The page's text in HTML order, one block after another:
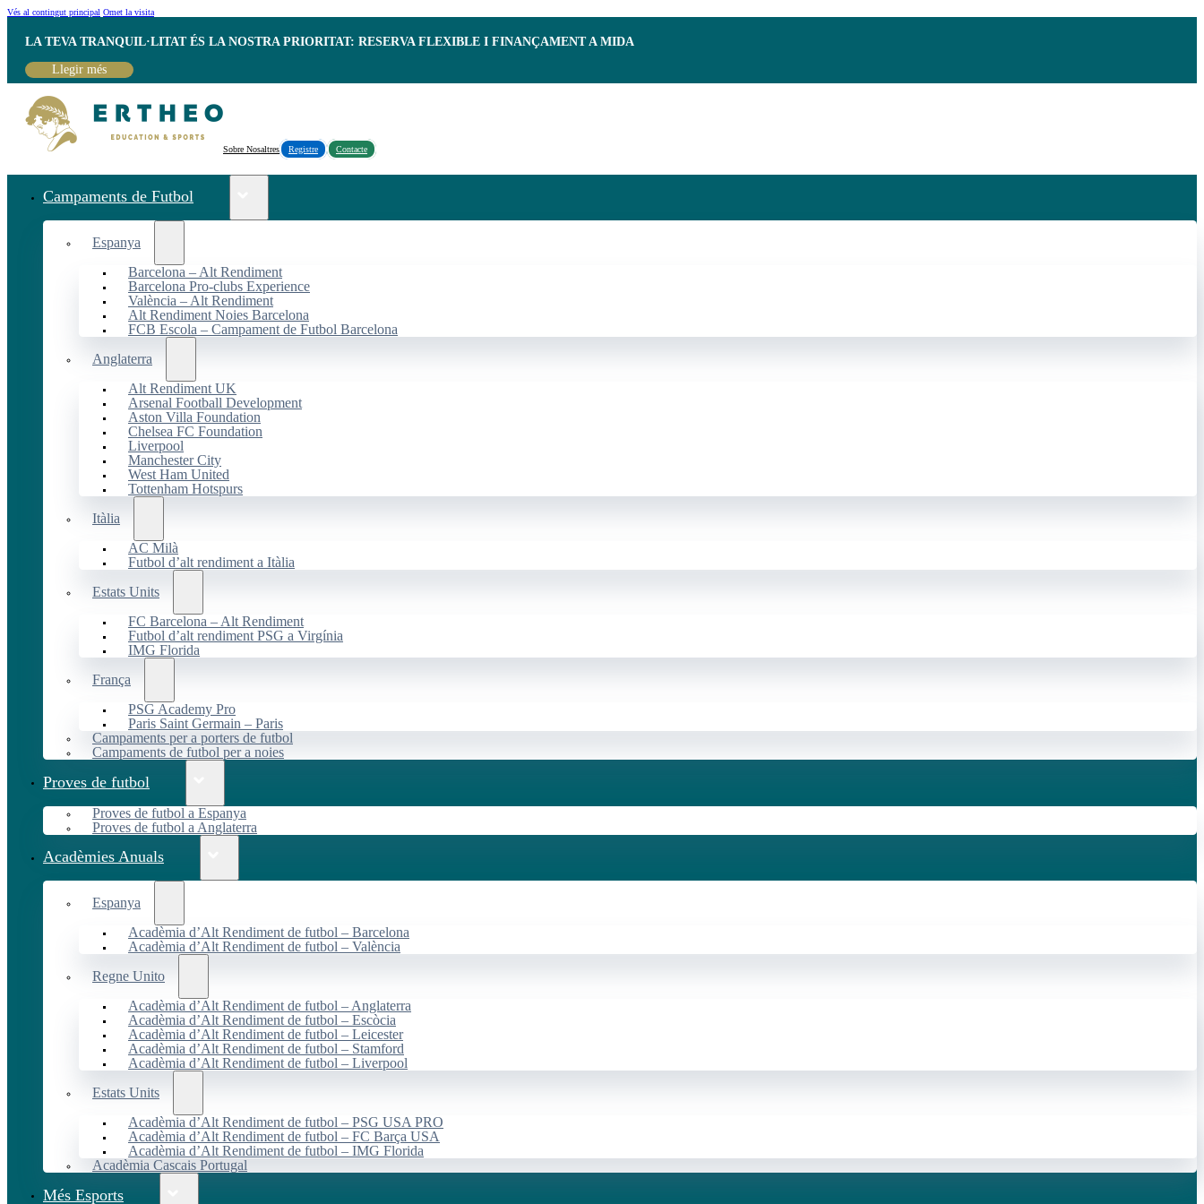
Vés al contingut principal Omet la visita
LA TEVA TRANQUIL·LITAT ÉS LA NOSTRA PRIORITAT: RESERVA FLEXIBLE I FINANÇAMENT A MIDA
Llegir més
Sobre Nosaltres Registre Contacte
Campaments de Futbol
Espanya
Barcelona – Alt Rendiment
Barcelona Pro-clubs Experience
València – Alt Rendiment
Alt Rendiment Noies Barcelona
FCB Escola – Campament de Futbol Barcelona
Anglaterra
Alt Rendiment UK
Arsenal Football Development
Aston Villa Foundation
Chelsea FC Foundation
Liverpool
Manchester City
West Ham United
Tottenham Hotspurs
Itàlia
AC Milà
Futbol d’alt rendiment a Itàlia
Estats Units
FC Barcelona – Alt Rendiment
Futbol d’alt rendiment PSG a Virgínia
IMG Florida
França
PSG Academy Pro
Paris Saint Germain – Paris
Campaments per a porters de futbol
Campaments de futbol per a noies
Proves de futbol
Proves de futbol a Espanya
Proves de futbol a Anglaterra
Acadèmies Anuals
Espanya
Acadèmia d’Alt Rendiment de futbol – Barcelona
Acadèmia d’Alt Rendiment de futbol – València
Regne Unito
Acadèmia d’Alt Rendiment de futbol – Anglaterra
Acadèmia d’Alt Rendiment de futbol – Escòcia
Acadèmia d’Alt Rendiment de futbol – Leicester
Acadèmia d’Alt Rendiment de futbol – Stamford
Acadèmia d’Alt Rendiment de futbol – Liverpool
Estats Units
Acadèmia d’Alt Rendiment de futbol – PSG USA PRO
Acadèmia d’Alt Rendiment de futbol – FC Barça USA
Acadèmia d’Alt Rendiment de futbol – IMG Florida
Acadèmia Cascais Portugal
Més Esports